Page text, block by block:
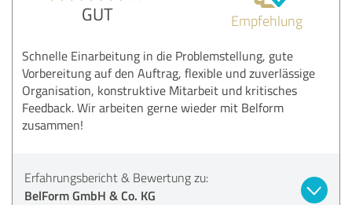
GUT Empfehlung
Schnelle Einarbeitung in die Problemstellung, gute
Vorbereitung auf den Auftrag, flexible und zuverlässige
Organisation, konstruktive Mitarbeit und kritisches
Feedback. Wir arbeiten gerne wieder mit Belform
zusammen!
Erfahrungsbericht & Bewertung zu:
BelForm GmbH & Co. KG